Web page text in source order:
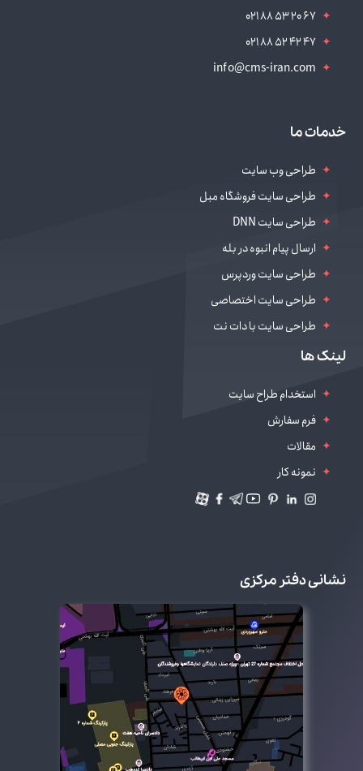
021 88 53 20 67
021 88 52 42 47
info@cms-iran.com
خدمات ما
طراحی وب سایت
طراحی سایت فروشگاه مبل
طراحی سایت DNN
ارسال پیام انبوه در بله
طراحی سایت وردپرس
طراحی سایت اختصاصی
طراحی سایت با دات نت
طراحی سایت سالن زیباییلینک ها
استخدام طراح سایت
فرم سفارش
مقالات
نمونه کار
نشانی دفتر مرکزی